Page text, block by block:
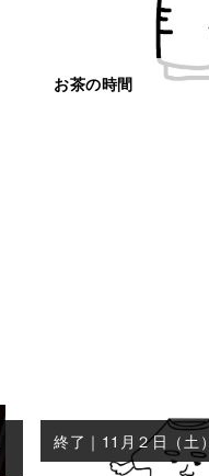
お茶の時間
終了｜11月２日（土）